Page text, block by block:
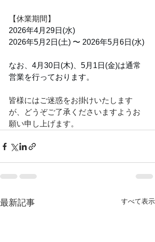
【休業期間】
2026年4月29日(水)
2026年5月2日(土) 〜 2026年5月6日(水)
なお、4月30日(木)、5月1日(金)は通常
営業を行っております。
皆様にはご迷惑をお掛けいたします
が、どうぞご了承くださいますようお
願い申し上げます。
最新記事 すべて表示